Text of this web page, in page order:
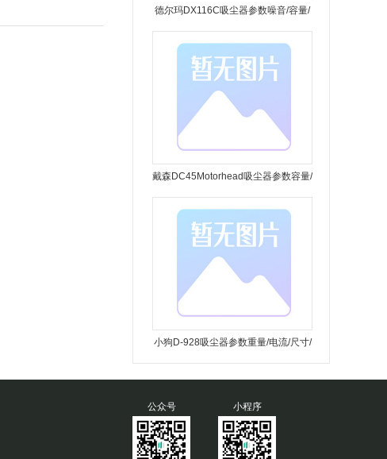
德尔玛DX116C吸尘器参数噪音/容量/
戴森DC45Motorhead吸尘器参数容量/
小狗D-928吸尘器参数重量/电流/尺寸/
公众号 小程序